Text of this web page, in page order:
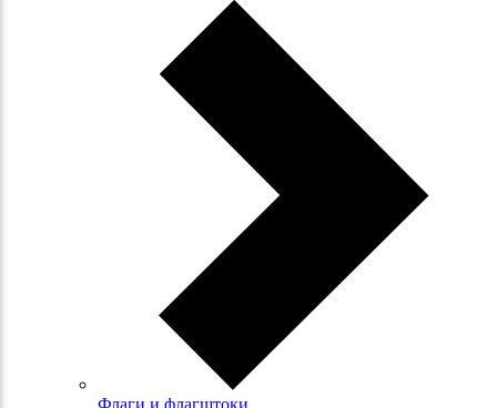
Флаги и флагштоки